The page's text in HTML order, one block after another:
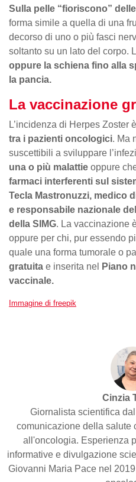
Sulla pelle “fioriscono”
forma simile a quella di una
decorso di uno o più fasci
soltanto su un lato del corpo.
oppure la schiena fino alla
la pancia.
La vaccinazione
L’incidenza di Herpes Zoster è
tra i pazienti oncologici. Ma
suscettibili a sviluppare
una o più malattie oppure
farmaci interferenti sul
Tecla Mastronuzzi, medico
e responsabile nazionale
della SIMG. La vaccinazione
oppure per chi, pur essendo
quale una forma tumorale o
gratuita e inserita nel
Piano
vaccinale.
Immagine di freepik
Cinzia
Giornalista scientifica
comunicazione della salute
all'oncologia. Esperienza
informative e divulgazione
Giovanni Maria Pace nel